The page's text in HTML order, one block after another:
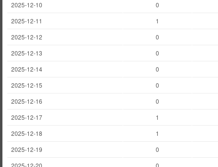
2025-12-10
0
2025-12-11
1
2025-12-12
0
2025-12-13
0
2025-12-14
0
2025-12-15
0
2025-12-16
0
2025-12-17
1
2025-12-18
1
2025-12-19
0